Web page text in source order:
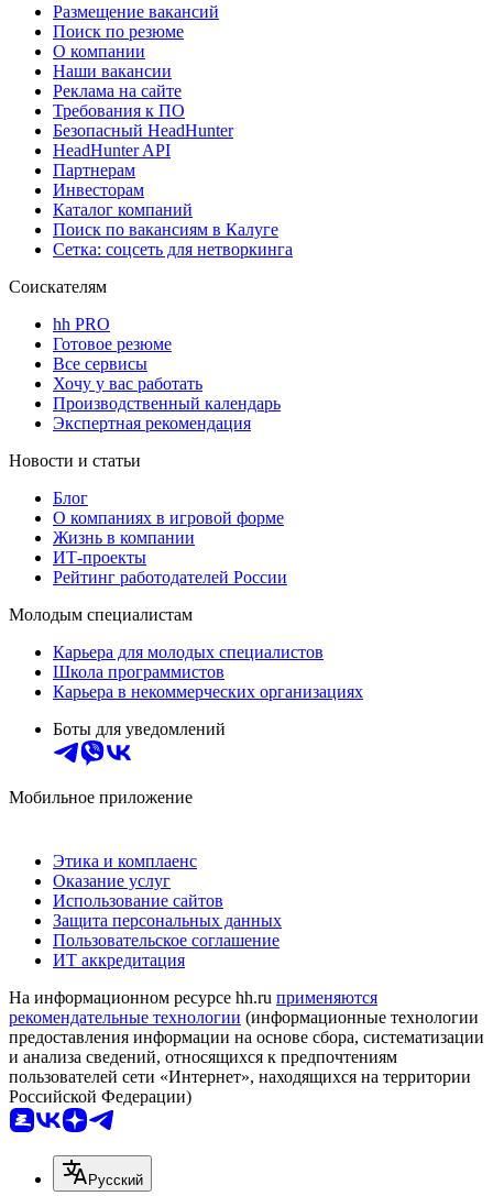
Размещение вакансий
Поиск по резюме
О компании
Наши вакансии
Реклама на сайте
Требования к ПО
Безопасный HeadHunter
HeadHunter API
Партнерам
Инвесторам
Каталог компаний
Поиск по вакансиям в Калуге
Сетка: соцсеть для нетворкинга
Соискателям
hh PRO
Готовое резюме
Все сервисы
Хочу у вас работать
Производственный календарь
Экспертная рекомендация
Новости и статьи
Блог
О компаниях в игровой форме
Жизнь в компании
ИТ-проекты
Рейтинг работодателей России
Молодым специалистам
Карьера для молодых специалистов
Школа программистов
Карьера в некоммерческих организациях
Боты для уведомлений
Мобильное приложение
Этика и комплаенс
Оказание услуг
Использование сайтов
Защита персональных данных
Пользовательское соглашение
ИТ аккредитация
На информационном ресурсе hh.ru применяются
рекомендательные технологии (информационные технологии
предоставления информации на основе сбора, систематизации
и анализа сведений, относящихся к предпочтениям
пользователей сети «Интернет», находящихся на территории
Российской Федерации)
Русский